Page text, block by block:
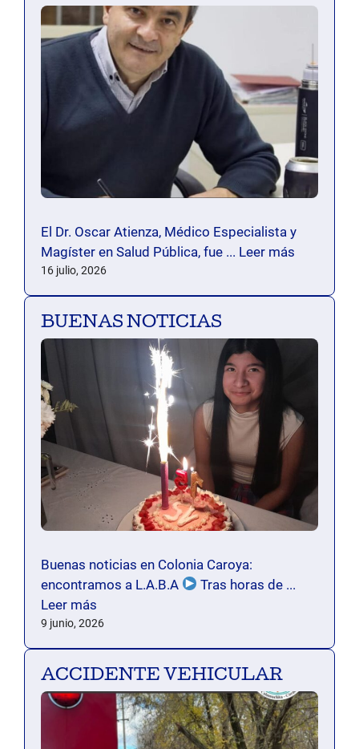
El Dr. Oscar Atienza, Médico Especialista y
Magíster en Salud Pública, fue ... Leer más
16 julio, 2026
BUENAS NOTICIAS
Buenas noticias en Colonia Caroya:
encontramos a L.A.B.A
Tras horas de ...
Leer más
9 junio, 2026
ACCIDENTE VEHICULAR